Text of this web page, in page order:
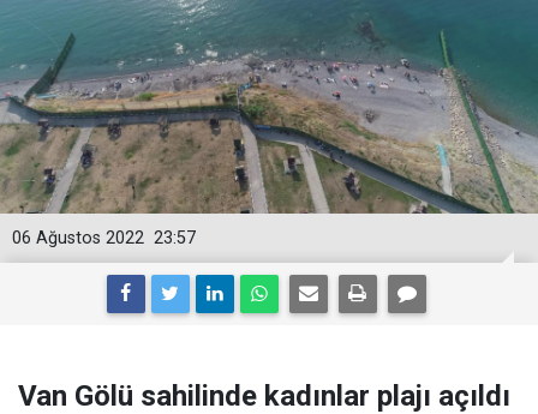
23:57
06 Ağustos 2022
Van Gölü sahilinde kadınlar plajı açıldı